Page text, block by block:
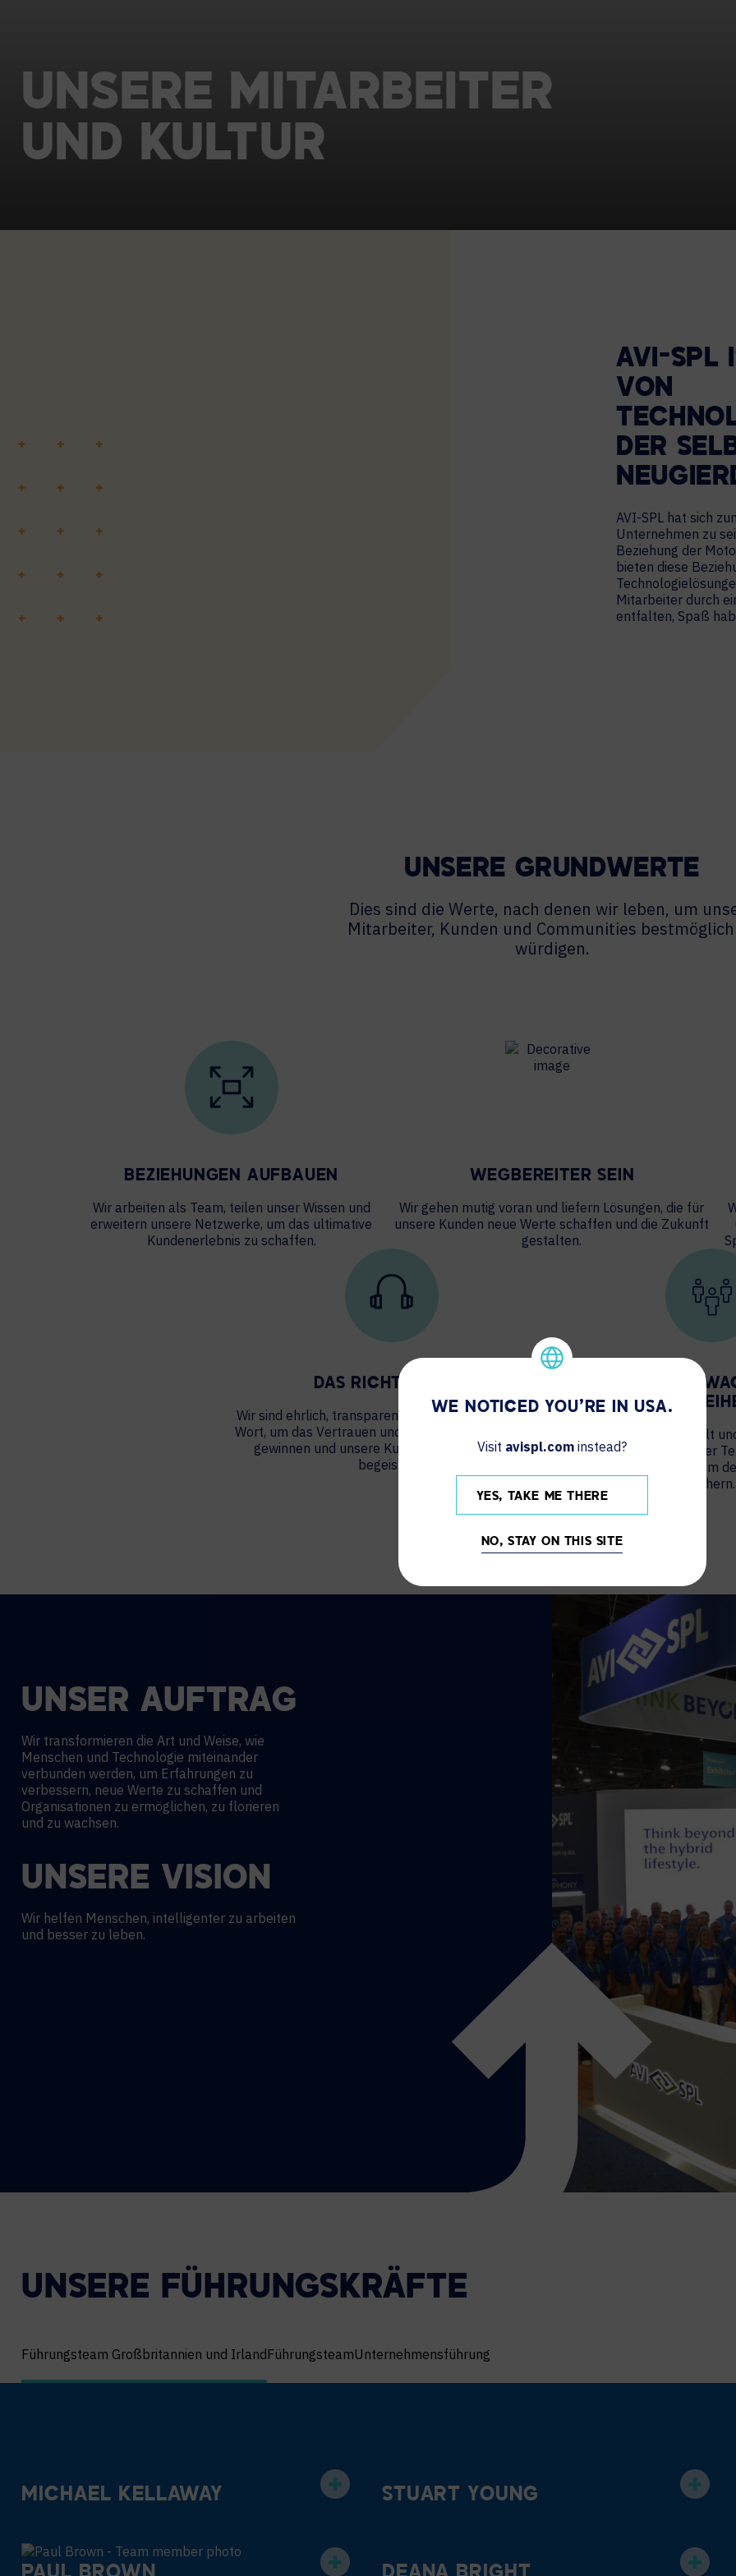
UNSERE MITARBEITER
UND KULTUR
AVI-SPL
VON
DER
AVI-SPL hat sich
Unternehmen zu
Beziehung der
bieten diese
Mitarbeiter durch
entfalten, Spaß
UNSERE GRUNDWERTE
Dies sind die Werte, nach denen wir leben, um
Mitarbeiter, Kunden und Communities
würdigen.
BEZIEHUNGEN AUFBAUEN
Wir arbeiten als Team, teilen unser Wissen und
erweitern unsere Netzwerke, um das ultimative
Kundenerlebnis zu schaffen.
WEGBEREITER SEIN
Wir gehen mutig voran und liefern Lösungen, die für
unsere Kunden neue Werte schaffen und die Zukunft
gestalten.
DAS RICHTIGE TUN
Wir sind ehrlich, transparent und stehen zu unserem
Wort, um das Vertrauen und den Respekt anderer zu
gewinnen und unsere Kunden kontinuierlich zu
begeistern.
GEMEINSAM
Wir schätzen die Vielfalt
Wohlergehen unserer
Gemeinschaften ein, um
sichern.
UNSER AUFTRAG
Wir transformieren die Art und Weise, wie
Menschen und Technologie miteinander
verbunden werden, um Erfahrungen zu
verbessern, neue Werte zu schaffen und
Organisationen zu ermöglichen, zu florieren
und zu wachsen.
UNSERE VISION
Wir helfen Menschen, intelligenter zu arbeiten
und besser zu leben.
UNSERE FÜHRUNGSKRÄFTE
Führungsteam Großbritannien und Irland FührungsteamUnternehmensführung
MICHAEL KELLAWAY STUART YOUNG
WE NOTICED YOU'RE IN USA.
Visit avispl.com instead?
YES, TAKE ME THERE
NO, STAY ON THIS SITE